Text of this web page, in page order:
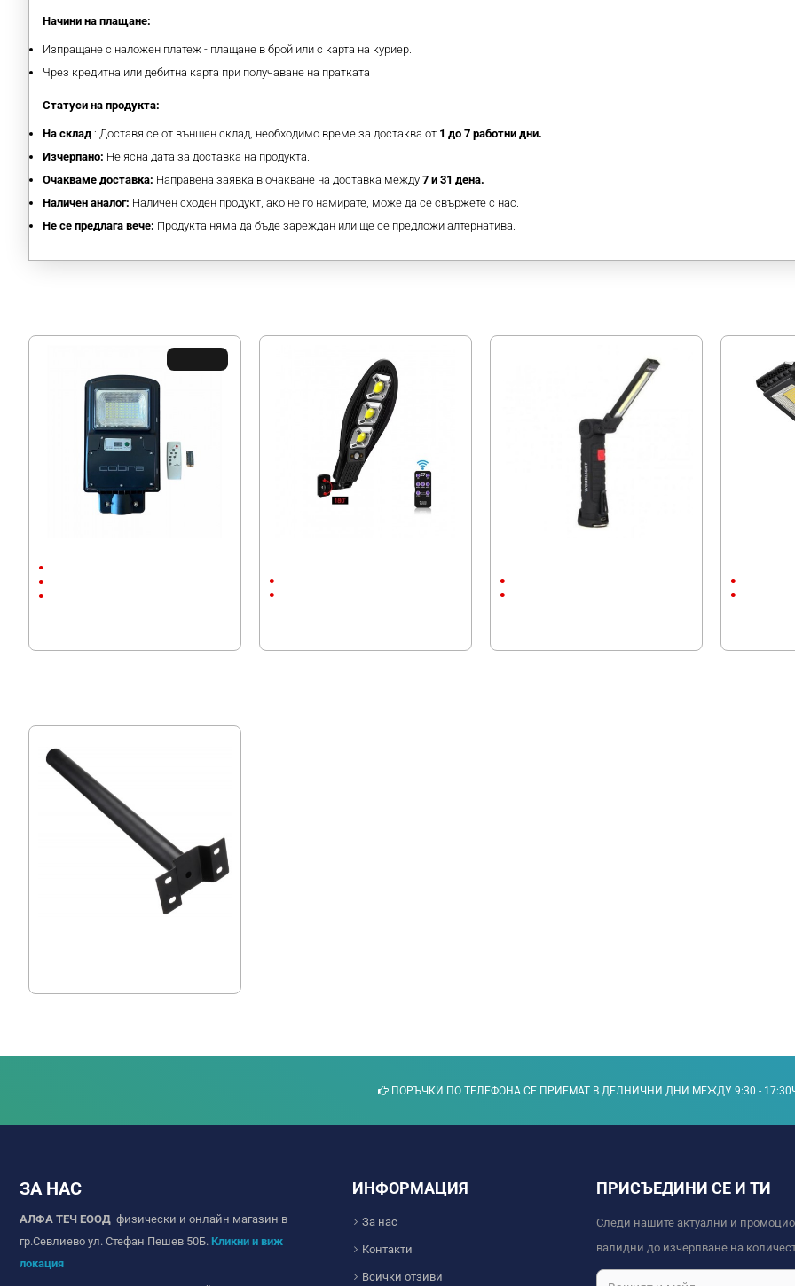
Начини на плащане:
Изпращане с наложен платеж - плащане в брой или с карта на куриер.
Чрез кредитна или дебитна карта при получаване на пратката
Статуси на продукта:
На склад : Доставя се от външен склад, необходимо време за достаква от 1 до 7 работни дни.
Изчерпано: Не ясна дата за доставка на продукта.
Очакваме доставка: Направена заявка в очакване на доставка между 7 и 31 дена.
Наличен аналог: Наличен сходен продукт, ако не го намирате, може да се свържете с нас.
Не се предлага вече: Продукта няма да бъде зареждан или ще се предложи алтернатива.
ПОРЪЧКИ ПО ТЕЛЕФОНА СЕ ПРИЕМАТ В ДЕЛНИЧНИ ДНИ МЕЖДУ 9:30 -
ЗА НАС
АЛФА ТЕЧ ЕООД физически и онлайн магазин в
гр.Севлиево ул. Стефан Пешев 50Б. Кликни и виж
локация
ИНФОРМАЦИЯ
За нас
Контакти
Всички отзиви
ПРИСЪЕДИНИ СЕ И ТИ
Следи нашите актуални и
валидни до изчерпване на